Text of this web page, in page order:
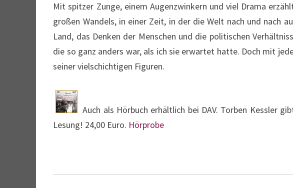
Mit spitzer Zunge, einem Augenzwinkern und viel Drama
großen Wandels, in einer Zeit, in der die Welt nach und nach
Land, das Denken der Menschen und die politischen
die so ganz anders war, als ich sie erwartet hatte. Doch mit
seiner vielschichtigen Figuren.
Auch als Hörbuch erhältlich bei DAV. Torben Kessler
Lesung! 24,00 Euro. Hörprobe